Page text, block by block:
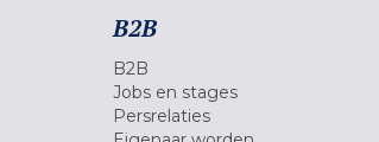
B2B
B2B
Jobs en stages
Persrelaties